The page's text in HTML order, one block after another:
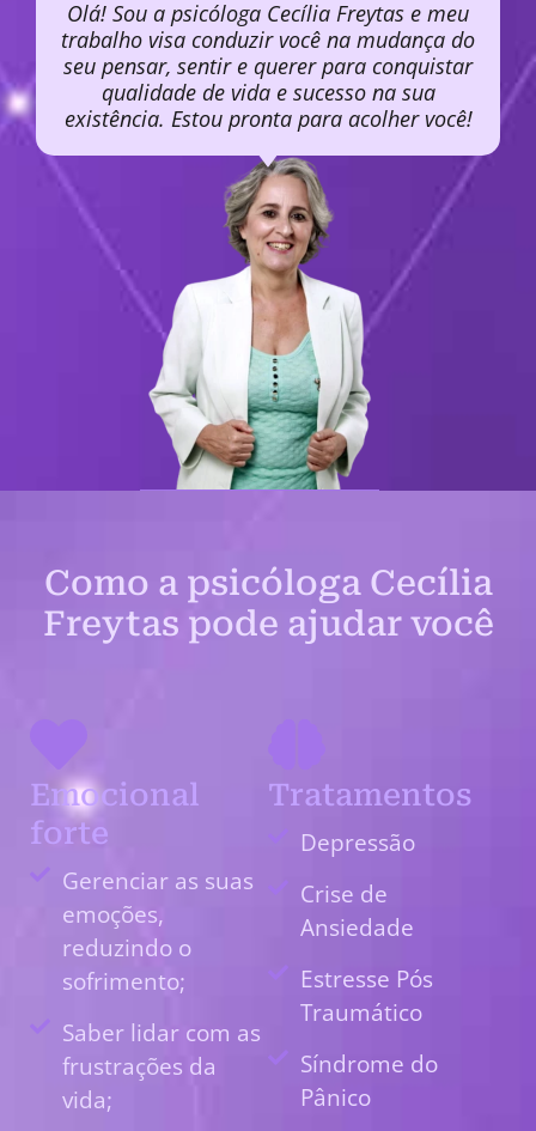
Olá! Sou a psicóloga Cecília Freytas e meu
trabalho visa conduzir você na mudança do
seu pensar, sentir e querer para conquistar
qualidade de vida e sucesso na sua
existência. Estou pronta para acolher você!
Como a psicóloga Cecília
Freytas pode ajudar você
Emocional
forte
Gerenciar as suas
emoções,
reduzindo o
sofrimento;
Saber lidar com as
frustrações da
vida;
Tratamentos
Depressão
Crise de
Ansiedade
Estresse Pós
Traumático
Síndrome do
Pânico